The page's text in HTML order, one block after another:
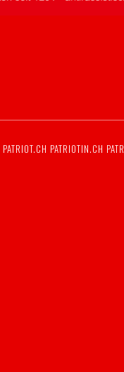
PATRIOT.CH PATRIOTIN.CH